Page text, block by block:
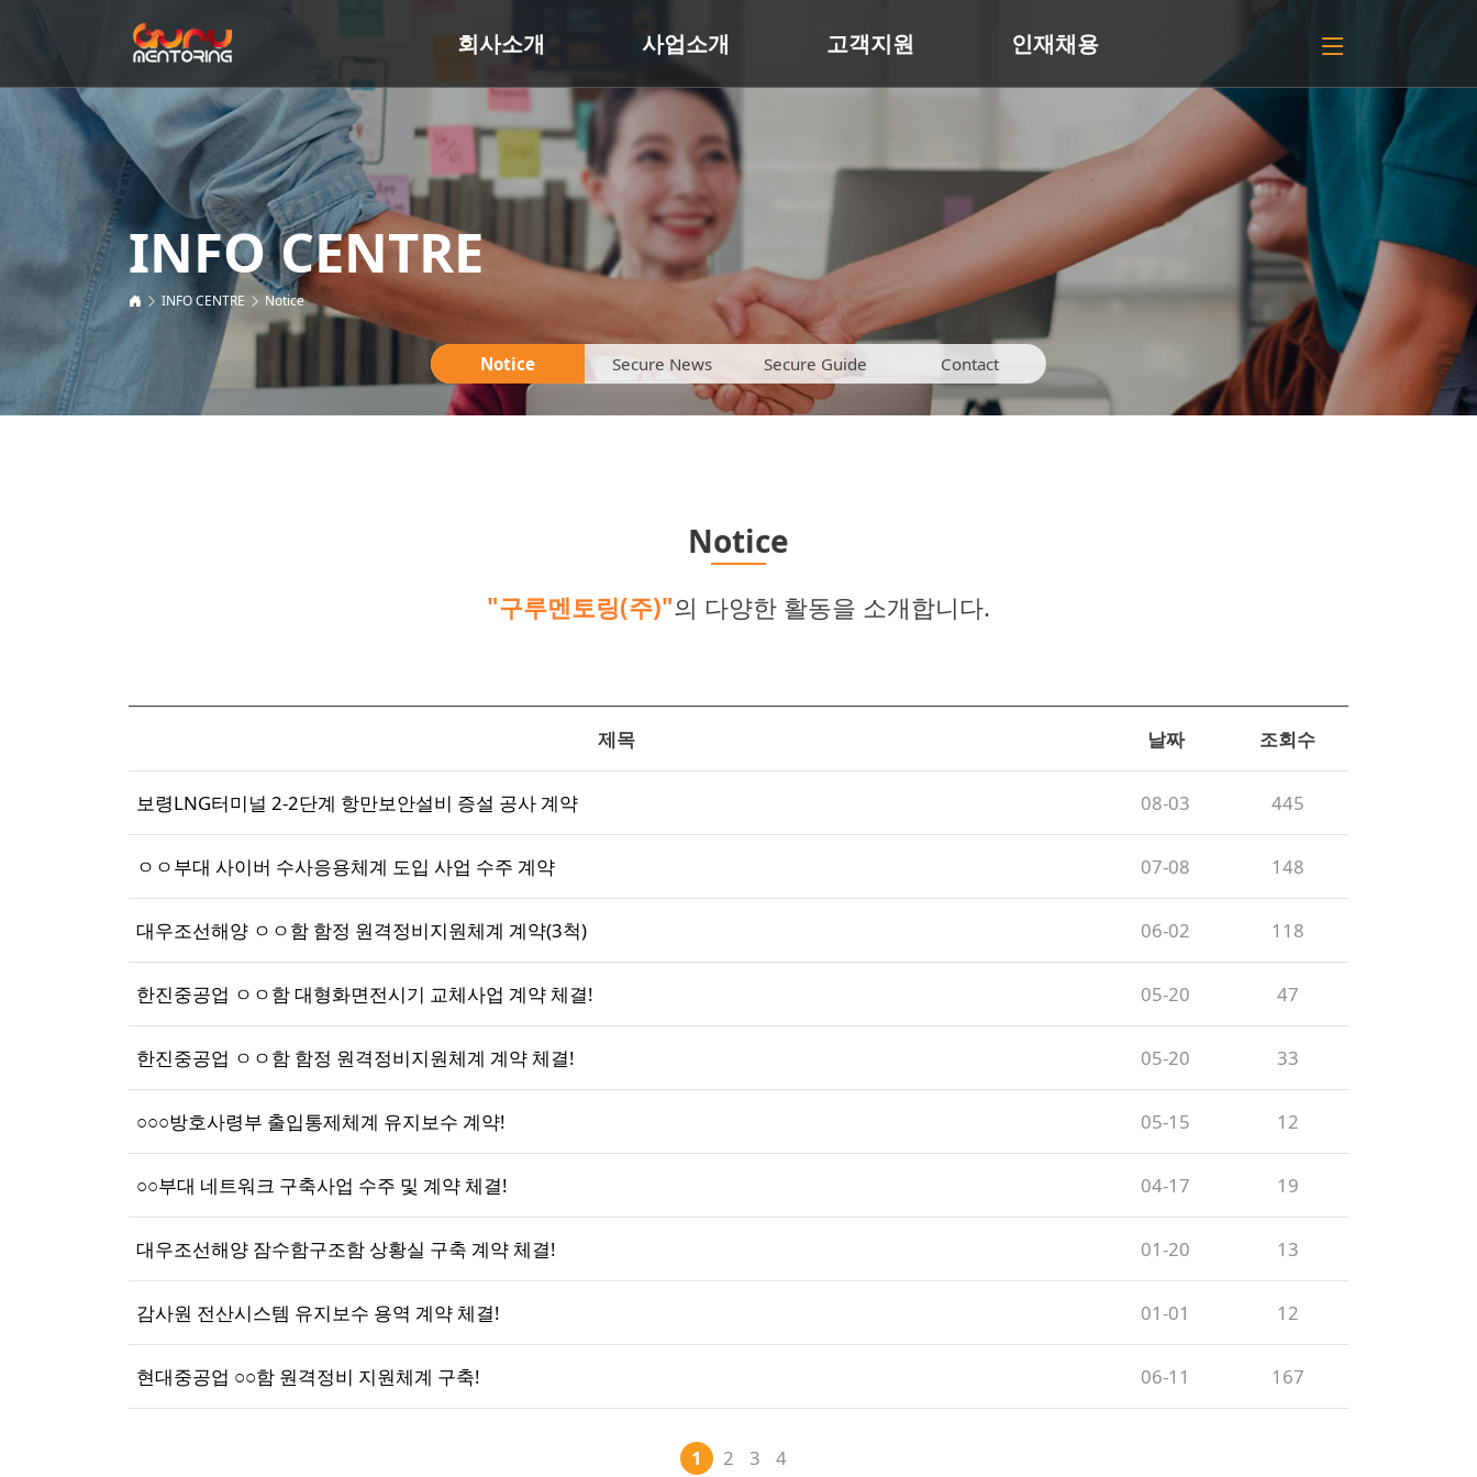
회사소개 사업소개 고객지원 인재채용
INFO CENTRE
INFO CENTRE Notice
Notice Secure News Secure Guide Contact
Notice
"구루멘토링(주)"의 다양한 활동을 소개합니다.
제목 날짜 조회수
보령LNG터미널 2-2단계 항만보안설비 증설 공사 계약 08-03 445
ㅇㅇ부대 사이버 수사응용체계 도입 사업 수주 계약 07-08 148
대우조선해양 ㅇㅇ함 함정 원격정비지원체계 계약(3척) 06-02 118
한진중공업 ㅇㅇ함 대형화면전시기 교체사업 계약 체결! 05-20 47
한진중공업 ㅇㅇ함 함정 원격정비지원체계 계약 체결! 05-20 33
○○○방호사령부 출입통제체계 유지보수 계약! 05-15 12
○○부대 네트워크 구축사업 수주 및 계약 체결! 04-17 19
대우조선해양 잠수함구조함 상황실 구축 계약 체결! 01-20 13
감사원 전산시스템 유지보수 용역 계약 체결! 01-01 12
현대중공업 ○○함 원격정비 지원체계 구축! 06-11 167
1 2 3 4